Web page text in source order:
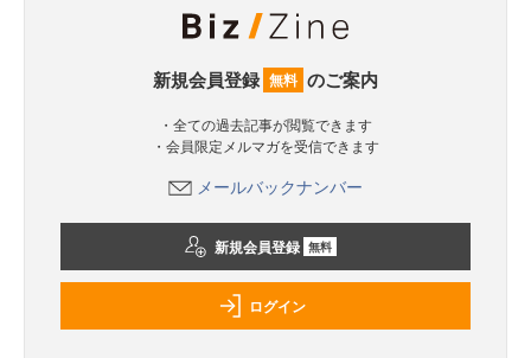
新規会員登録 無料 のご案内
・全ての過去記事が閲覧できます
・会員限定メルマガを受信できます
メールバックナンバー
新規会員登録 無料
ログイン